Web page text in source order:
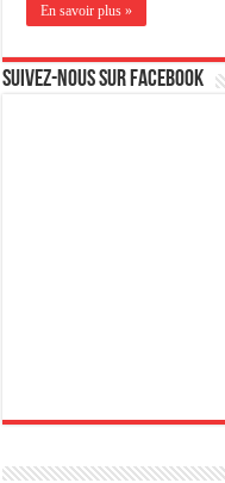
En savoir plus »
Suivez-nous sur Facebook